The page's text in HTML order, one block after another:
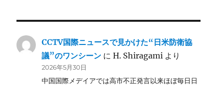
CCTV国際ニュースで見かけた“日米防衛協
議”のワンシーン にH. Shiragami より
2026年5月30日
中国国際メデイアでは高市不正発言以来ほぼ毎日日